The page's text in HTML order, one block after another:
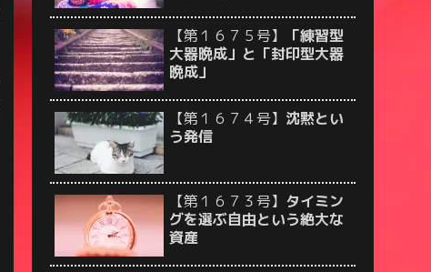
【第１６７５号】
「練習型
大器晩成」と「封印型大器
晩成」
【第１６７４号】 沈黙とい
う発信
【第１６７３号】 タイミン
グを選ぶ自由という絶大な
資産